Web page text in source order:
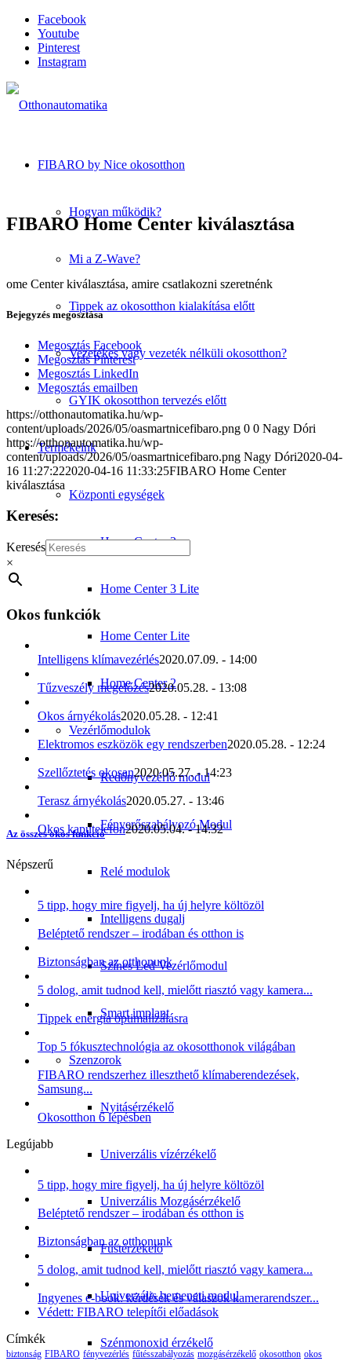
Facebook
Youtube
Pinterest
Instagram
FIBARO by Nice okosotthon
Hogyan működik?
Mi a Z-Wave?
Tippek az okosotthon kialakítása előtt
Vezetékes vagy vezeték nélküli okosotthon?
GYIK okosotthon tervezés előtt
Termékeink
Központi egységek
Home Center 3
Home Center 3 Lite
Home Center Lite
Home Center 2
Vezérlőmodulok
Redőnyvezérlő modul
Fényerőszabályozó Modul
Relé modulok
Intelligens dugalj
Színes Led Vezérlőmodul
Smart implant
Szenzorok
Nyitásérzékelő
Univerzális vízérzékelő
Univerzális Mozgásérzékelő
Füstérzékelő
Univerzális bemeneti modul
Szénmonoxid érzékelő
FIBARO Home Center kiválasztása
ome Center kiválasztása, amire csatlakozni szeretnénk
Bejegyzés megosztása
Megosztás Facebook
Megosztás Pinterest
Megosztás LinkedIn
Megosztás emailben
https://otthonautomatika.hu/wp-
content/uploads/2026/05/oasmartnicefibaro.png 0 0 Nagy Dóri
https://otthonautomatika.hu/wp-
content/uploads/2026/05/oasmartnicefibaro.png Nagy Dóri2020-04-
16 11:27:222020-04-16 11:33:25FIBARO Home Center
kiválasztása
Keresés:
Keresés
×
Okos funkciók
Intelligens klímavezérlés2020.07.09. - 14:00
Tűzveszély megelőzés2020.05.28. - 13:08
Okos árnyékolás2020.05.28. - 12:41
Elektromos eszközök egy rendszerben2020.05.28. - 12:24
Szellőztetés okosan2020.05.27. - 14:23
Terasz árnyékolás2020.05.27. - 13:46
Okos kaputelefon2020.05.04. - 14:32
Az összes okos funkció
Népszerű
5 tipp, hogy mire figyelj, ha új helyre költözöl
Beléptető rendszer – irodában és otthon is
Biztonságban az otthonunk
5 dolog, amit tudnod kell, mielőtt riasztó vagy kamera...
Tippek energia optimalizálásra
Top 5 fókusztechnológia az okosotthonok világában
FIBARO rendszerhez illeszthető klímaberendezések,
Samsung...
Okosotthon 6 lépésben
Legújabb
5 tipp, hogy mire figyelj, ha új helyre költözöl
Beléptető rendszer – irodában és otthon is
Biztonságban az otthonunk
5 dolog, amit tudnod kell, mielőtt riasztó vagy kamera...
Ingyenes e-book: kérdések és válaszok kamerarendszer...
Védett: FIBARO telepítői előadások
Címkék
biztonság FIBARO fényvezérlés fűtésszabályozás mozgásérzékelő okosotthon okos